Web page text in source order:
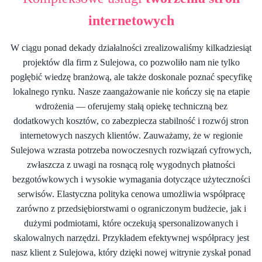
internetowych
W ciągu ponad dekady działalności zrealizowaliśmy kilkadziesiąt
projektów dla firm z Sulejowa, co pozwoliło nam nie tylko
pogłębić wiedzę branżową, ale także doskonale poznać specyfikę
lokalnego rynku. Nasze zaangażowanie nie kończy się na etapie
wdrożenia — oferujemy stałą opiekę techniczną bez
dodatkowych kosztów, co zabezpiecza stabilność i rozwój stron
internetowych naszych klientów. Zauważamy, że w regionie
Sulejowa wzrasta potrzeba nowoczesnych rozwiązań cyfrowych,
zwłaszcza z uwagi na rosnącą rolę wygodnych płatności
bezgotówkowych i wysokie wymagania dotyczące użyteczności
serwisów. Elastyczna polityka cenowa umożliwia współpracę
zarówno z przedsiębiorstwami o ograniczonym budżecie, jak i
dużymi podmiotami, które oczekują spersonalizowanych i
skalowalnych narzędzi. Przykładem efektywnej współpracy jest
nasz klient z Sulejowa, który dzięki nowej witrynie zyskał ponad